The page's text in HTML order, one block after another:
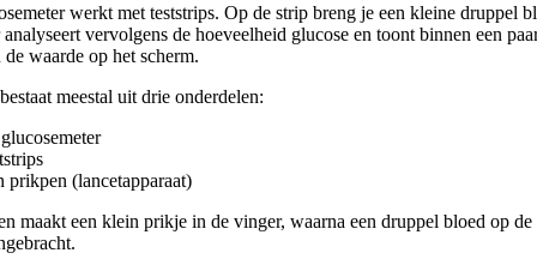
werkt met teststrips. Op de strip breng je een kleine druppel
vervolgens de hoeveelheid glucose en toont binnen een
de waarde op het scherm.
meestal uit drie onderdelen:
prikpen (lancetapparaat)
maakt een klein prikje in de vinger, waarna een druppel bloed op de